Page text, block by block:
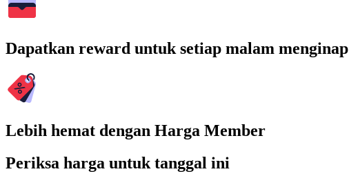
Dapatkan reward untuk setiap malam menginap
Lebih hemat dengan Harga Member
Periksa harga untuk tanggal ini